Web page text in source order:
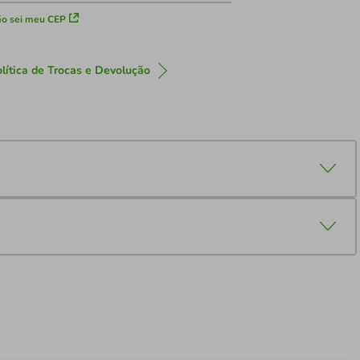
sei meu CEP
de Trocas e Devolução